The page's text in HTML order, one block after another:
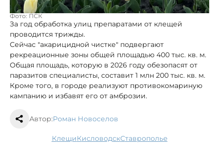
Фото: ПСК
За год обработка улиц препаратами от клещей
проводится трижды.
Сейчас "акарицидной чистке" подвергают
рекреационные зоны общей площадью 400 тыс. кв. м.
Общая площадь, которую в 2026 году обезопасят от
паразитов специалисты, составит 1 млн 200 тыс. кв. м.
Кроме того, в городе реализуют противокомариную
кампанию и избавят его от амброзии.
Автор:Роман Новоселов
клещи Кисловодск Ставрополье